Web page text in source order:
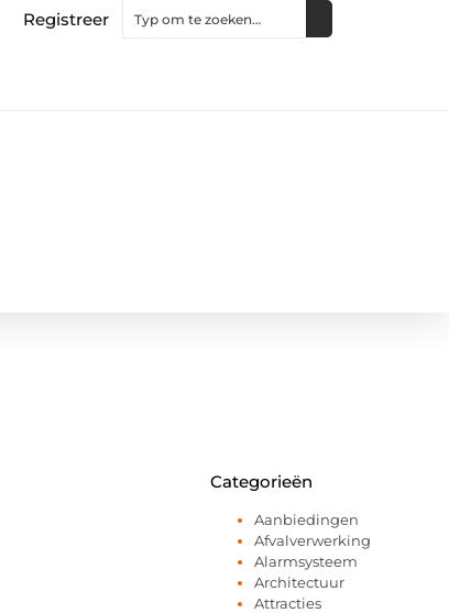
Registreer
Categorieën
Aanbiedingen
Afvalverwerking
Alarmsysteem
Architectuur
Attracties